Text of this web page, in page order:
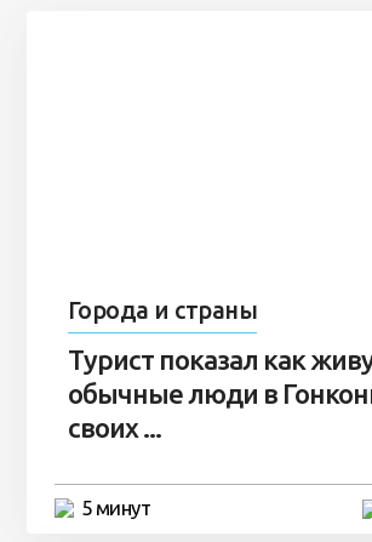
Города и страны
Турист показал как
обычные люди в
своих ...
5 минут